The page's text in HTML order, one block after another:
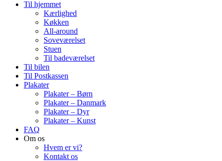
Til hjemmet
Kærlighed
Køkken
All-around
Soveværelset
Stuen
Til badeværelset
Til bilen
Til Postkassen
Plakater
Plakater – Børn
Plakater – Danmark
Plakater – Dyr
Plakater – Kunst
FAQ
Om os
Hvem er vi?
Kontakt os